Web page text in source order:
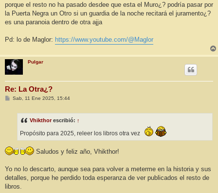
porque el resto no ha pasado desdee que esta el Muro¿? podría pasar por
la Puerta Negra un Otro si un guardia de la noche recitará el juramento¿?
es una paranoia dentro de otra ajja
Pd: lo de Maglor: https://www.youtube.com/@Maglor
Pulgar
Re: La Otra¿?
MSab, 11 Ene 2025, 15:44
Vhikthorescribió: ↑
Propósito para 2025, releer los libros otra vez
Saludos y feliz año, Vhikthor!
Yo no lo descarto, aunque sea para volver a meterme en la historia y sus
detalles, porque he perdido toda esperanza de ver publicados el resto de
libros.